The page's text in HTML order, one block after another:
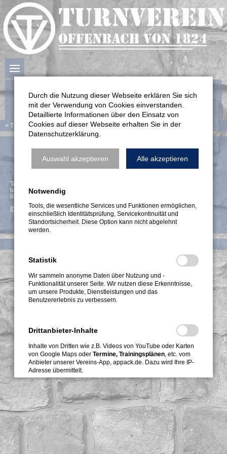
TV Offenbach Trainingsplan
TV Offenbach - Trainingsplan
Termine und Trainingsplänen werden über eine Schnittstelle vom Anbieter
unserer Vereins-App, appack.de, nachgeladen. Dazu wird Ihre IP-Adresse
übermittelt.
Inhalt jetzt laden und Cookie-Einstellungen ändern
Durch die Nutzung dieser Webseite erklären Sie sich
mit der Verwendung von Cookies einverstanden.
Detaillierte Informationen über den Einsatz von
Cookies auf dieser Webseite erhalten Sie in der
Datenschutzerklärung.
Auswahl akzeptieren Alle akzeptieren
Notwendig
Tools, die wesentliche Services und Funktionen ermöglichen,
einschließlich Identitätsprüfung, Servicekontinuität und
Standortsicherheit. Diese Option kann nicht abgelehnt
werden.
Statistik
Wir sammeln anonyme Daten über Nutzung und -
Funktionalität unserer Seite. Wir nutzen diese Erkenntnisse,
um unsere Produkte, Dienstleistungen und das
Benutzererlebnis zu verbessern.
Drittanbieter-Inhalte
Inhalte von Dritten wie z.B. Videos von YouTube oder Karten
von Google Maps oder Termine, Trainingsplänen , etc. vom
Anbieter unserer Vereins-App, appack.de. Dazu wird Ihre IP-
Adresse übermittelt.